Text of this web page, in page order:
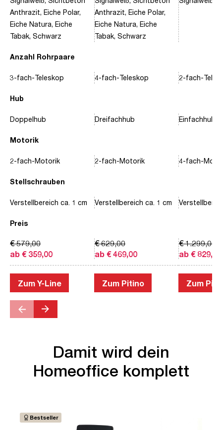
Anzahl Rohrpaare
Hub
Motorik
Stellschrauben
Preis
Anthrazit, Eiche Polar,
Eiche Natura, Eiche
Tabak, Schwarz
3-fach-Teleskop
Doppelhub
2-fach-Motorik
Verstellbereich ca. 1 cm
ab € 359,00
€ 579,00
Zum Y-Line
Anthrazit, Eiche Polar,
Eiche Natura, Eiche
Tabak, Schwarz
4-fach-Teleskop
Dreifachhub
2-fach-Motorik
Verstellbereich ca. 1 cm
ab € 469,00
€ 629,00
Zum Pitino
2-fach-
Einfachhub
4-fach-
ab € 829,00
€ 1.299,00
Zum
Damit wird dein
Homeoffice komplett
Bestseller